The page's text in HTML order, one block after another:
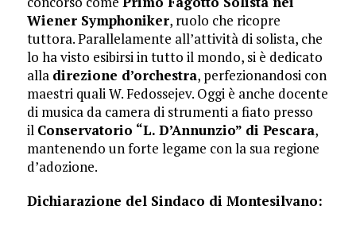
Wiener Symphoniker, ruolo che ricopre
tuttora. Parallelamente all’attività di solista, che
lo ha visto esibirsi in tutto il mondo, si è dedicato
alla direzione d’orchestra, perfezionandosi con
maestri quali W. Fedossejev. Oggi è anche docente
di musica da camera di strumenti a fiato presso
il Conservatorio “L. D’Annunzio” di Pescara,
mantenendo un forte legame con la sua regione
d’adozione.
Dichiarazione del Sindaco di Montesilvano: